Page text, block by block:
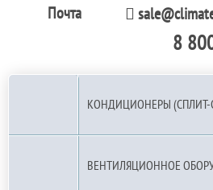
Почта
8
КОНДИЦИОНЕРЫ (СПЛИТ-
ВЕНТИЛЯЦИОННОЕ